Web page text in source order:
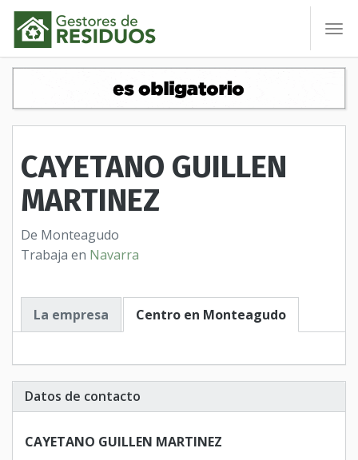
CAYETANO GUILLEN
MARTINEZ
De Monteagudo
Trabaja en Navarra
La empresa Centro en Monteagudo
Datos de contacto
CAYETANO GUILLEN MARTINEZ